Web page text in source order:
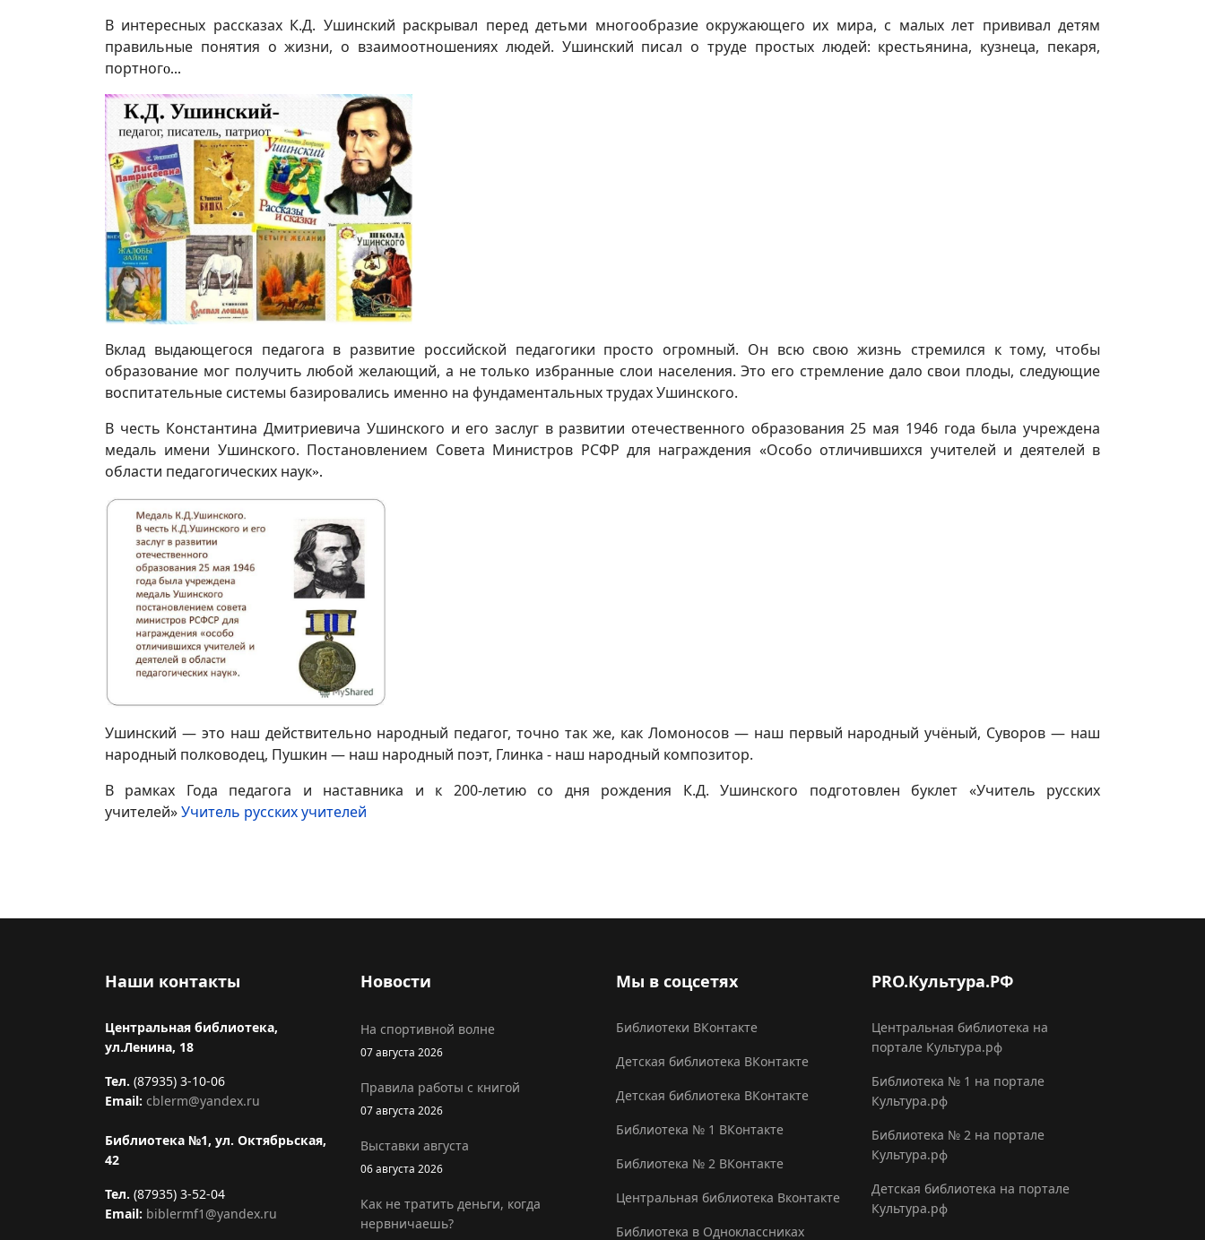
В интересных рассказах К.Д. Ушинский раскрывал перед детьми многообразие окружающего их мира, с малых лет прививал детям
правильные понятия о жизни, о взаимоотношениях людей. Ушинский писал о труде простых людей: крестьянина, кузнеца, пекаря,
портного...
Вклад выдающегося педагога в развитие российской педагогики просто огромный. Он всю свою жизнь стремился к тому, чтобы
образование мог получить любой желающий, а не только избранные слои населения. Это его стремление дало свои плоды, следующие
воспитательные системы базировались именно на фундаментальных трудах Ушинского.
В честь Константина Дмитриевича Ушинского и его заслуг в развитии отечественного образования 25 мая 1946 года была учреждена
медаль имени Ушинского. Постановлением Совета Министров РСФР для награждения «Особо отличившихся учителей и деятелей в
области педагогических наук».
Ушинский — это наш действительно народный педагог, точно так же, как Ломоносов — наш первый народный учёный, Суворов — наш
народный полководец, Пушкин — наш народный поэт, Глинка - наш народный композитор.
В рамках Года педагога и наставника и к 200-летию со дня рождения К.Д. Ушинского подготовлен буклет «Учитель русских
учителей»Учитель русских учителей
Наши контакты
Центральная библиотека,
ул.Ленина, 18
Тел. (87935) 3-10-06
Email: cblerm@yandex.ru
Библиотека №1, ул. Октябрьская,
42
Тел. (87935) 3-52-04
Email: biblermf1@yandex.ru
Новости
На спортивной волне
07 августа 2026
Правила работы с книгой
07 августа 2026
Выставки августа
06 августа 2026
Как не тратить деньги, когда
нервничаешь?
Мы в соцсетях
Библиотеки ВКонтакте
Детская библиотека ВКонтакте
Детская библиотека ВКонтакте
Библиотека № 1 ВКонтакте
Библиотека № 2 ВКонтакте
Центральная библиотека Вконтакте
Библиотека в Одноклассниках
PRO.Культура.РФ
Центральная библиотека на
портале Культура.рф
Библиотека № 1 на портале
Культура.рф
Библиотека № 2 на портале
Культура.рф
Детская библиотека на портале
Культура.рф